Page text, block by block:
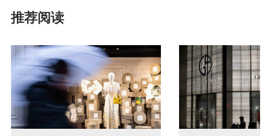
推荐阅读